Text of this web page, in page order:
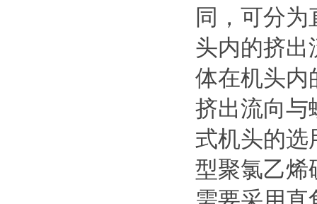
同，可分
头内的挤出
体在机头内
挤出流向与
式机头的选
型聚氯乙烯